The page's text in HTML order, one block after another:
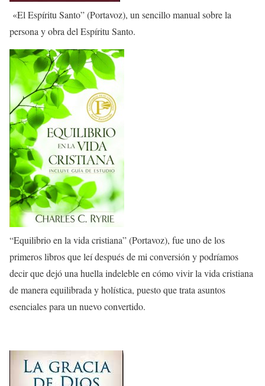
«El Espíritu Santo” (Portavoz), un sencillo manual sobre la
persona y obra del Espíritu Santo.
“Equilibrio en la vida cristiana” (Portavoz), fue uno de los
primeros libros que leí después de mi conversión y podríamos
decir que dejó una huella indeleble en cómo vivir la vida cristiana
de manera equilibrada y holística, puesto que trata asuntos
esenciales para un nuevo convertido.